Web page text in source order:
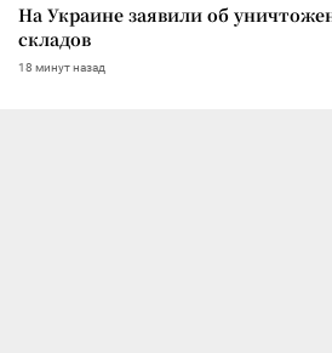
На Украине заявили об
складов
18 минут назад